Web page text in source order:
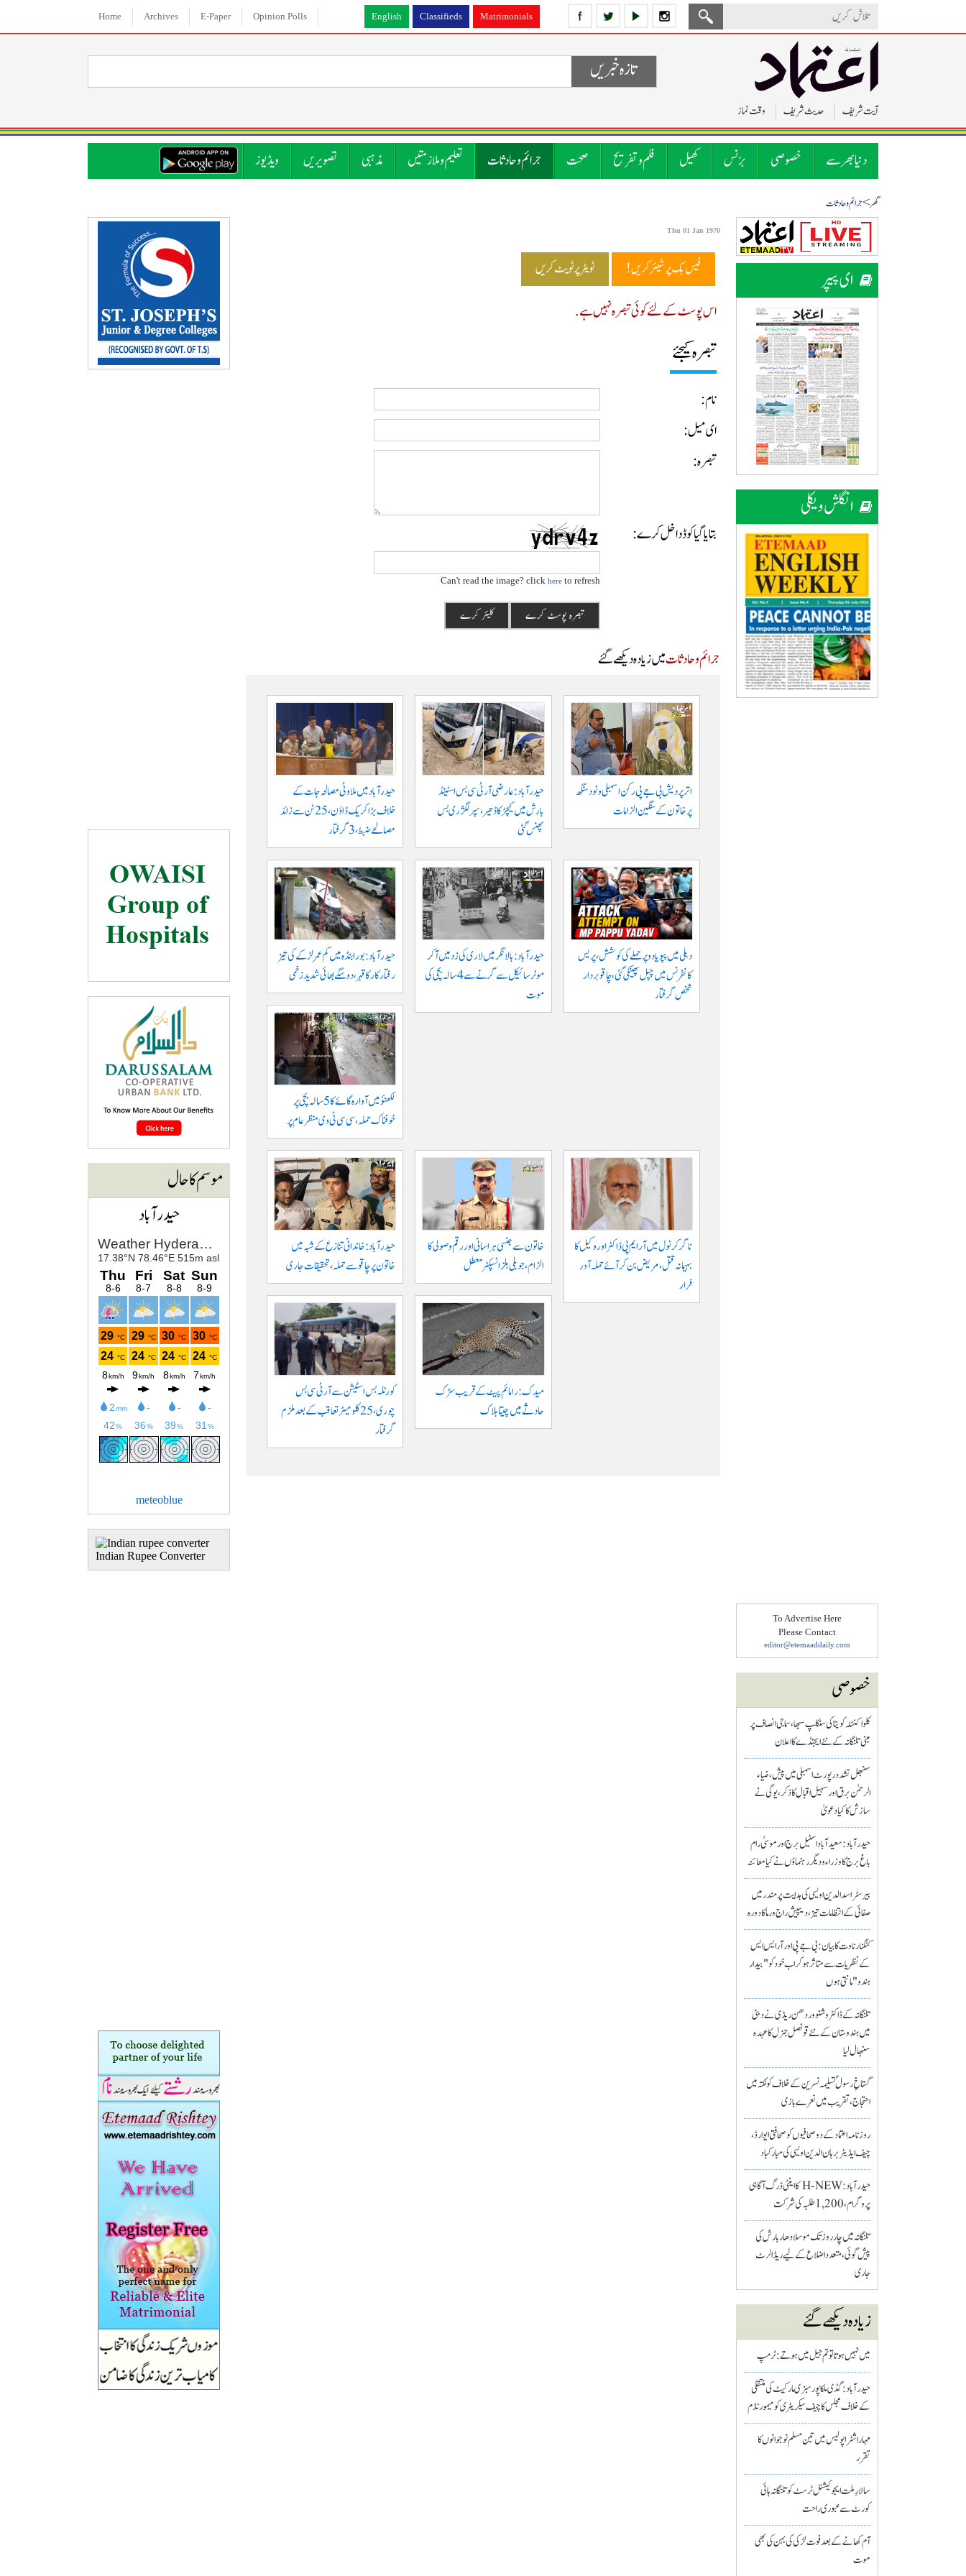
English Classifieds Matrimonials
Home Archives E-Paper Opinion Polls
آیت شریف حدیث شریف وقت نماز
تازہ خبریں
دنیا بھر سے خصوصی بزنس کھیل فلم و تفریح صحت جرائم و حادثات تعلیم و ملازمتیں مذہبی تصویریں ویڈیوز
گھر>جرائم و حادثات
ای پیپر
انگلش ویکلی
To Advertise Here
Please Contact
editor@etemaaddaily.com
خصوصی
کلواکنٹلہ کویتا کی سنکلپ سبھا، سماجی انصاف پر
مبنی تلنگانہ کے نئے ایجنڈے کا اعلان
سنبھل تشدد رپورٹ اسمبلی میں پیش، ضیاء
الرحمٰن برق اور سہیل اقبال کا ذکر، یوگی نے
سازش کا کیا دعویٰ
حیدرآباد: سعیدآباد اسٹیل برج اور موسیٰ رام
باغ برج کا وزراء و دیگر رہنماؤں نے کیا معائنہ
بیرسٹر اسدالدین اویسی کی ہدایت پر مندر میں
صفائی کے انتظامات تیز، دیپیش راج ورما کا دورہ
کنگنا رناوت کا بیان: بی جے پی اور آر ایس ایس
کے نظریات سے متاثر ہو کر اب خود کو "بیدار
ہندو" مانتی ہوں
تلنگانہ کے ڈاکٹر وشنو وردھن ریڈی نے دبئی
میں ہندوستان کے نئے قونصل جنرل کا عہدہ
سنبھال لیا
گستاخِ رسولؐ تسلیمہ نسرین کے خلاف کولکتہ میں
احتجاج، تقریب میں نعرے بازی
روزنامہ اعتماد کے دو صحافیوں کو صحافتی ایوارڈ،
چیف ایڈیٹر برہان الدین اویسی کی مبارکباد
حیدرآباد: H-NEW کا اینٹی ڈرگ آگاہی
پروگرام، 1,200 طلبہ کی شرکت
تلنگانہ میں چار روز تک موسلادھار بارش کی
پیش گوئی، متعدد اضلاع کے لیے ریڈ الرٹ
جاری
زیادہ دیکھے گئے
میں نہیں ہوتا تو تم جیل میں ہوتے : ٹرمپ
حیدرآباد: گڈی ملکاپور سبزی مارکیٹ کی منتقلی
کے خلاف مجلس کا چیف سیکریٹری کو میمورنڈم
مہاراشٹرا پولیس میں تین مسلم نو جوانوں کا
تقرر
سالارِ ملت ایجوکیشنل ٹرسٹ کو تلنگانہ ہائی
کورٹ سے عبوری راحت
آم کھانے کے بعد فوت لڑکی کی بہن کی بھی
موت
Thu 01 Jan 1970
فیس بک پر شیئر کریں! ٹویٹر پر ٹویٹ کریں
اس پوسٹ کے لئے کوئی تبصرہ نہیں ہے.
تبصرہ کیجئے
نام:
ای میل:
تبصرہ:
بتایا گیا کوڈ داخل کرے:
Can't read the image? click hereto refresh
جرائم و حادثاتمیں زیادہ دیکھے گئے
اتر پردیش بی جے پی رکن اسمبلی ونود سنگھ
پر خاتون کے سنگین الزامات
حیدرآباد: عارضی آر ٹی سی بس اسٹینڈ
بارش میں کیچڑ کا ڈھیر، سپر لگژری بس
پھنس گئی
حیدرآباد میں ملاوٹی مصالحہ جات کے
خلاف بڑا کریک ڈاؤن، 25 ٹن سے زائد
مصالحے ضبط، 3 گرفتار
دہلی میں پپو یادو پر حملے کی کوشش، پریس
کانفرنس میں چپل پھینکی گئی، چاقو بردار
شخص گرفتار
حیدرآباد: بالا نگر میں لاری کی زد میں آکر
موٹرسائیکل سے گرنے سے 4 سالہ بچی کی
موت
حیدرآباد: بورابنڈہ میں کم عمر لڑکے کی تیز
رفتار کار کا قہر، دو سگے بھائی شدید زخمی
لکھنؤ میں آوارہ گائے کا 5 سالہ بچی پر
خوفناک حملہ، سی سی ٹی وی منظر عام پر
ناگرکرنول میں آر ایم پی ڈاکٹر اور وکیل کا
بہیمانہ قتل، مریض بن کر آئے حملہ آور
فرار
خاتون سے جنسی ہراسانی اور رقم وصولی کا
الزام، جوبلی ہلز انسپکٹر معطل
حیدرآباد: خاندانی تنازع کے شبہ میں
خاتون پر چاقو سے حملہ، تحقیقات جاری
میدک: رامائم پیٹ کے قریب سڑک
حادثے میں چیتا ہلاک
کورٹلہ بس اسٹیشن سے آر ٹی سی بس
چوری، 25 کلومیٹر تعاقب کے بعد ملزم
گرفتار
موسم کا حال
حیدرآباد
meteoblue
Indian Rupee Converter